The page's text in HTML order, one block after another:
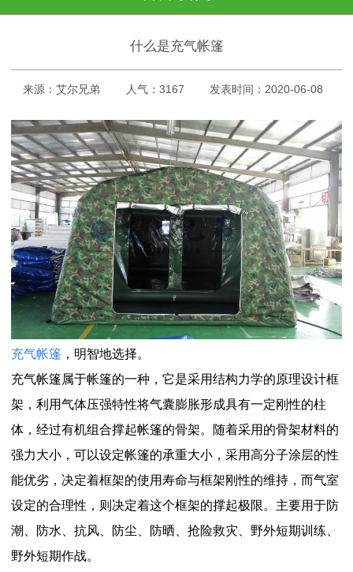
什么是充气帐篷
来源：艾尔兄弟 人气：3167 发表时间：2020-06-08
充气帐篷 ，明智地选择。
充气帐篷属于帐篷的一种，它是采用结构力学的原理设计框
架，利用气体压强特性将气囊膨胀形成具有一定刚性的柱
体，经过有机组合撑起帐篷的骨架。随着采用的骨架材料的
强力大小，可以设定帐篷的承重大小，采用高分子涂层的性
能优劣，决定着框架的使用寿命与框架刚性的维持，而气室
设定的合理性，则决定着这个框架的撑起极限。主要用于防
潮、防水、抗风、防尘、防晒、抢险救灾、野外短期训练、
野外短期作战。